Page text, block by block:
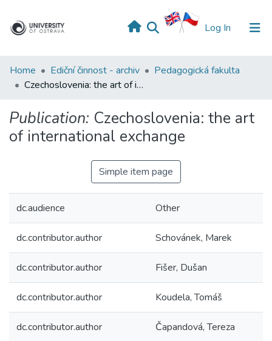
Log In (current)
Home Ediční činnost - archiv
Pedagogická fakulta
Czechoslovenia: the art of international exchange
Publication: Czechoslovenia: the art
of international exchange
Simple item page
dc.audience Other
dc.contributor.author Schovánek, Marek
dc.contributor.author Fišer, Dušan
dc.contributor.author Koudela, Tomáš
dc.contributor.author Čapandová, Tereza